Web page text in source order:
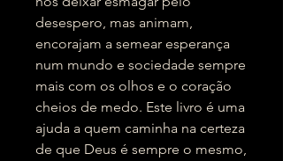
desespero, mas animam,
encorajam a semear esperança
num mundo e sociedade sempre
mais com os olhos e o coração
cheios de medo. Este livro é uma
ajuda a quem caminha na certeza
de que Deus é sempre o mesmo,